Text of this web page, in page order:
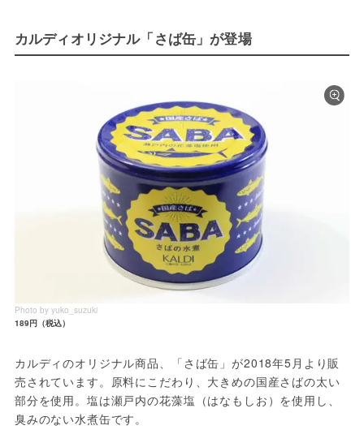
カルディオリジナル「さば缶」が登場
Photo by yuko_suzuki
189円（税込）
カルディのオリジナル商品、「さば缶」が2018年5月より販
売されています。原料にこだわり、大きめの国産さばの太い
部分を使用。塩は瀬戸内の花藻塩（はなもしお）を使用し、
臭みのない水煮缶です。